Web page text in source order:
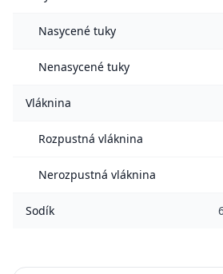
Nasycené tuky
Nenasycené tuky
Vláknina
Rozpustná vláknina
Nerozpustná vláknina
Sodík